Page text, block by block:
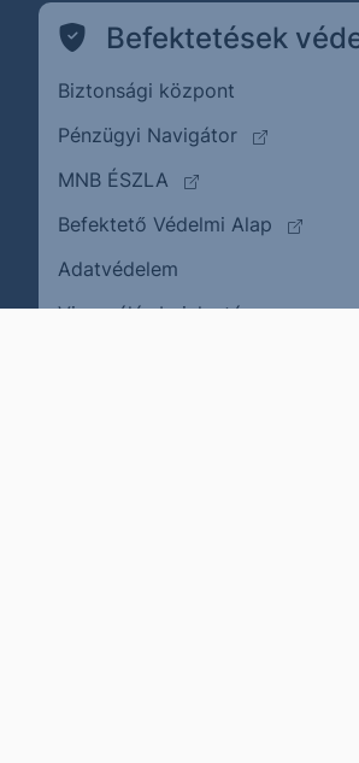
Befektetések
Biztonsági központ
Pénzügyi Navigátor
(külső
MNB ÉSZLA
(külső oldalra ugrik)
Befektető Védelmi Alap
(külső
Adatvédelem
Visszaélés bejelentése(külső